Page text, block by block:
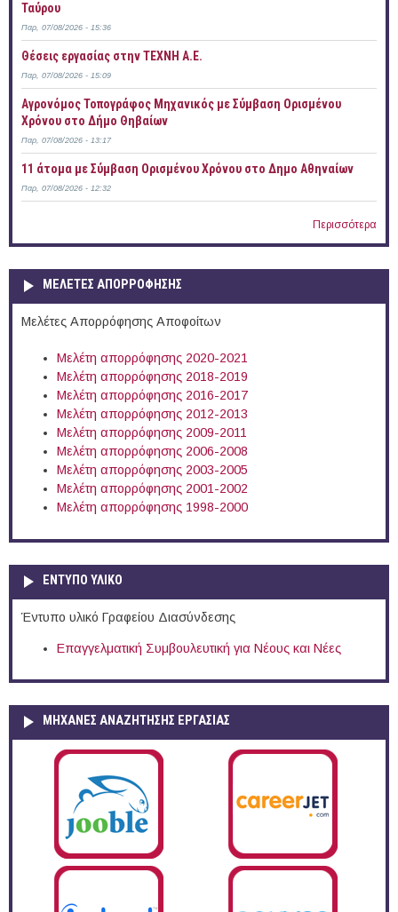
Ταύρου
Παρ, 07/08/2026 - 15:36
Θέσεις εργασίας στην ΤΕΧΝΗ Α.Ε.
Παρ, 07/08/2026 - 15:09
Αγρονόμος Τοπογράφος Μηχανικός με Σύμβαση Ορισμένου
Χρόνου στο Δήμο Θηβαίων
Παρ, 07/08/2026 - 13:17
11 άτομα με Σύμβαση Ορισμένου Χρόνου στο Δημο Αθηναίων
Παρ, 07/08/2026 - 12:32
Περισσότερα
ΜΕΛΕΤΕΣ ΑΠΟΡΡΟΦΗΣΗΣ
Μελέτες Απορρόφησης Αποφοίτων
Μελέτη απορρόφησης 2020-2021
Μελέτη απορρόφησης 2018-2019
Μελέτη απορρόφησης 2016-2017
Μελέτη απορρόφησης 2012-2013
Μελέτη απορρόφησης 2009-2011
Μελέτη απορρόφησης 2006-2008
Μελέτη απορρόφησης 2003-2005
Μελέτη απορρόφησης 2001-2002
Μελέτη απορρόφησης 1998-2000
ΕΝΤΥΠΟ ΥΛΙΚΟ
Έντυπο υλικό Γραφείου Διασύνδεσης
Επαγγελματική Συμβουλευτική για Νέους και Νέες
ΜΗΧΑΝΕΣ ΑΝΑΖΗΤΗΣΗΣ ΕΡΓΑΣΙΑΣ